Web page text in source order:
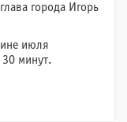
города Игорь
июля
минут.